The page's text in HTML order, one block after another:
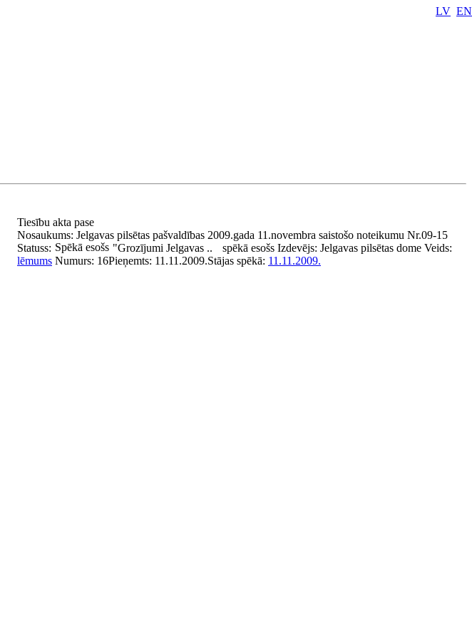
LV EN
Tiesību akta pase
Nosaukums: Jelgavas pilsētas pašvaldības 2009.gada 11.novembra saistošo noteikumu Nr.09-15
"Grozījumi Jelgavas ..
Statuss: Spēkā esošs spēkā esošs Izdevējs: Jelgavas pilsētas dome Veids:
lēmums Numurs: 16Pieņemts: 11.11.2009.Stājas spēkā: 11.11.2009.